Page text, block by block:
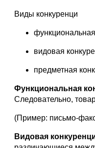
Виды конкуренци
видовая
предметная
Функциональная
Следовательно,
(Пример: письмо-
Видовая